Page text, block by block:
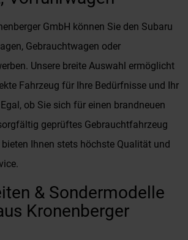
GmbH können Sie den Subaru
Gebrauchtwagen oder
Unsere breite Auswahl ermöglicht
Fahrzeug für Ihre Bedürfnisse und Ihr
ob Sie sich für einen brandneuen
geprüftes Gebrauchtfahrzeug
Ihnen stets höchste Qualität und
& Sondermodelle
Kronenberger